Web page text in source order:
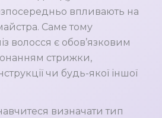
впливають на
Саме тому
волосся є обов’язковим
стрижки,
чи будь-якої іншої
визначати тип